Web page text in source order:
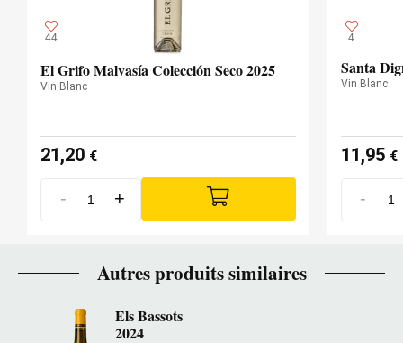
44
El Grifo Malvasía Colección Seco 2025
Vin Blanc
21,20 €
- +
4
Santa
Vin Blanc
11,95 €
-
Autres produits similaires
Els Bassots
2024